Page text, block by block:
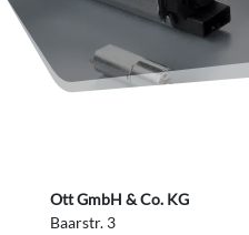
Ott GmbH & Co. KG
Baarstr. 3